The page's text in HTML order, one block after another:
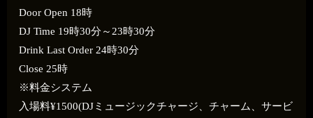
Door Open 18時
DJ Time 19時30分～23時30分
Drink Last Order 24時30分
Close 25時
※料金システム
入場料¥1500(DJミュージックチャージ、チャーム、サービ